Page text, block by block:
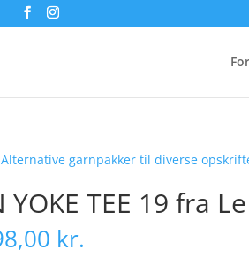
garnpakker til diverse
YOKE TEE 19 fra
kr.